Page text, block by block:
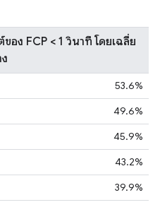
ของ FCP < 1 วินาที โดยเฉลี่ย
53.6%
49.6%
45.9%
43.2%
39.9%